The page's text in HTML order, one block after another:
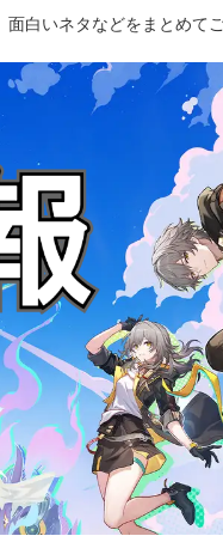
白いネタなどをまとめて